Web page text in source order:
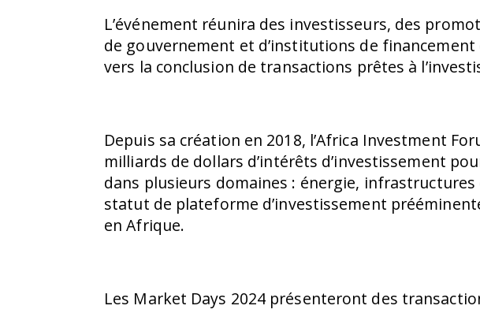
L’événement réunira des investisseurs, des
de gouvernement et d’institutions de
vers la conclusion de transactions prêtes à
Depuis sa création en 2018, l’Africa Investment
milliards de dollars d’intérêts d’investissement
dans plusieurs domaines : énergie,
statut de plateforme d’investissement
en Afrique.
Les Market Days 2024 présenteront des